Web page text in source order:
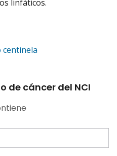
linfáticos.
centinela
de cáncer del NCI